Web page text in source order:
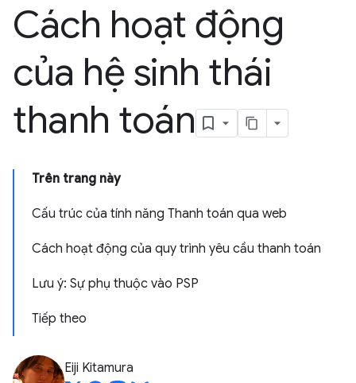
Cách hoạt động
của hệ sinh thái
thanh toán
Trên trang này
Cấu trúc của tính năng Thanh toán qua web
Cách hoạt động của quy trình yêu cầu thanh toán
Lưu ý: Sự phụ thuộc vào PSP
Tiếp theo
Eiji Kitamura